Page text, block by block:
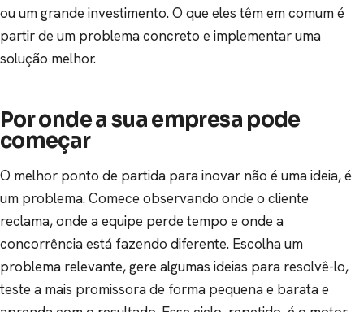
ou um grande investimento. O que eles têm em comum é
partir de um problema concreto e implementar uma
solução melhor.
Por onde a sua empresa pode
começar
O melhor ponto de partida para inovar não é uma ideia, é
um problema. Comece observando onde o cliente
reclama, onde a equipe perde tempo e onde a
concorrência está fazendo diferente. Escolha um
problema relevante, gere algumas ideias para resolvê-lo,
teste a mais promissora de forma pequena e barata e